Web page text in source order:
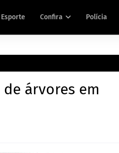
Esporte Confira Polícia
árvores em